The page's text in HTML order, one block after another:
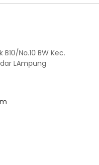
No.10 BW Kec.
LAmpung